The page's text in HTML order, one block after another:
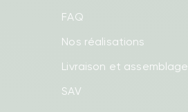
FAQ
Nos réalisations
Livraison et assemblage
SAV